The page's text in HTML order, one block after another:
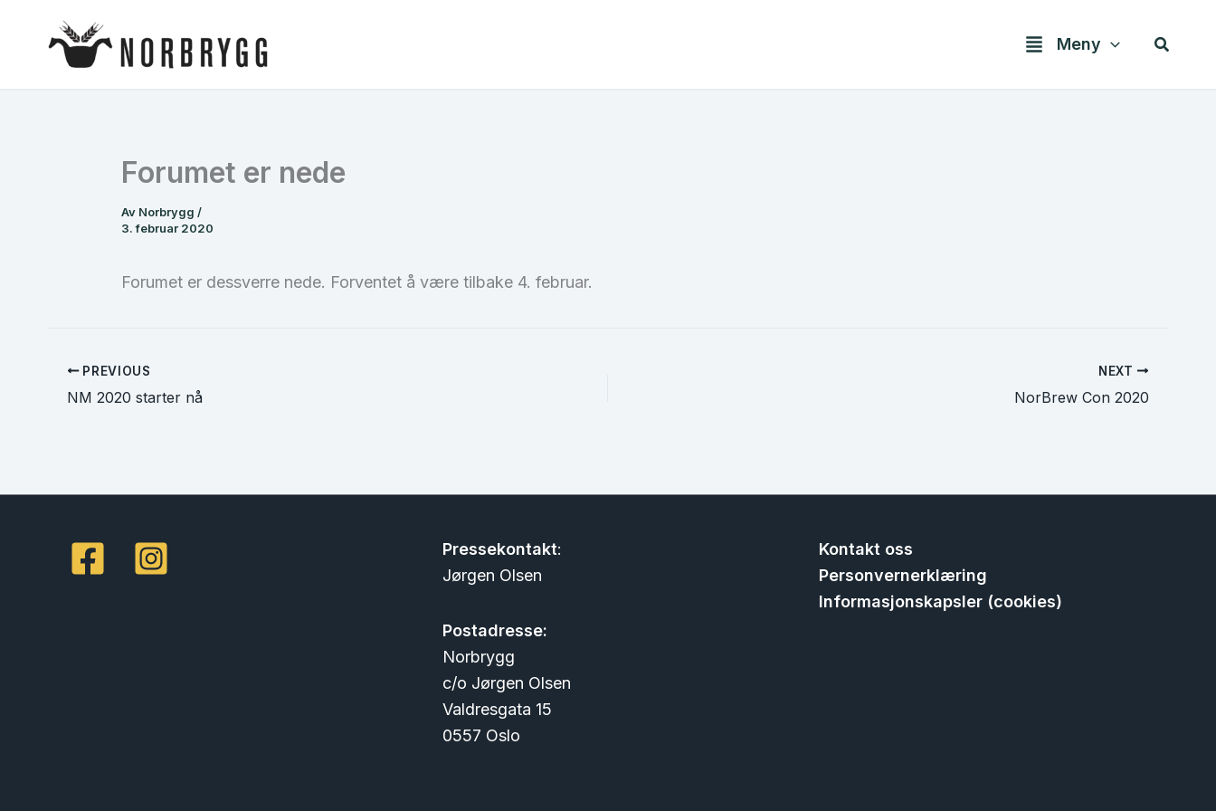
Meny Søk
Forumet er nede
Av Norbrygg /
3. februar 2020
Forumet er dessverre nede. Forventet å være tilbake 4. februar.
PREVIOUS
NM 2020 starter nå
NEXT
NorBrew Con 2020
Pressekontakt:
Jørgen Olsen
Postadresse:
Norbrygg
c/o Jørgen Olsen
Valdresgata 15
0557 Oslo
Kontakt oss
Personvernerklæring
Informasjonskapsler (cookies)